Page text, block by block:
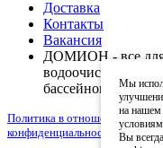
Доставка
Контакты
Вакансия
ДОМИОН - все для
водоочистки,
бассейнов
Политика в отношении
конфиденциальности) |
Мы
на нашем
Вы